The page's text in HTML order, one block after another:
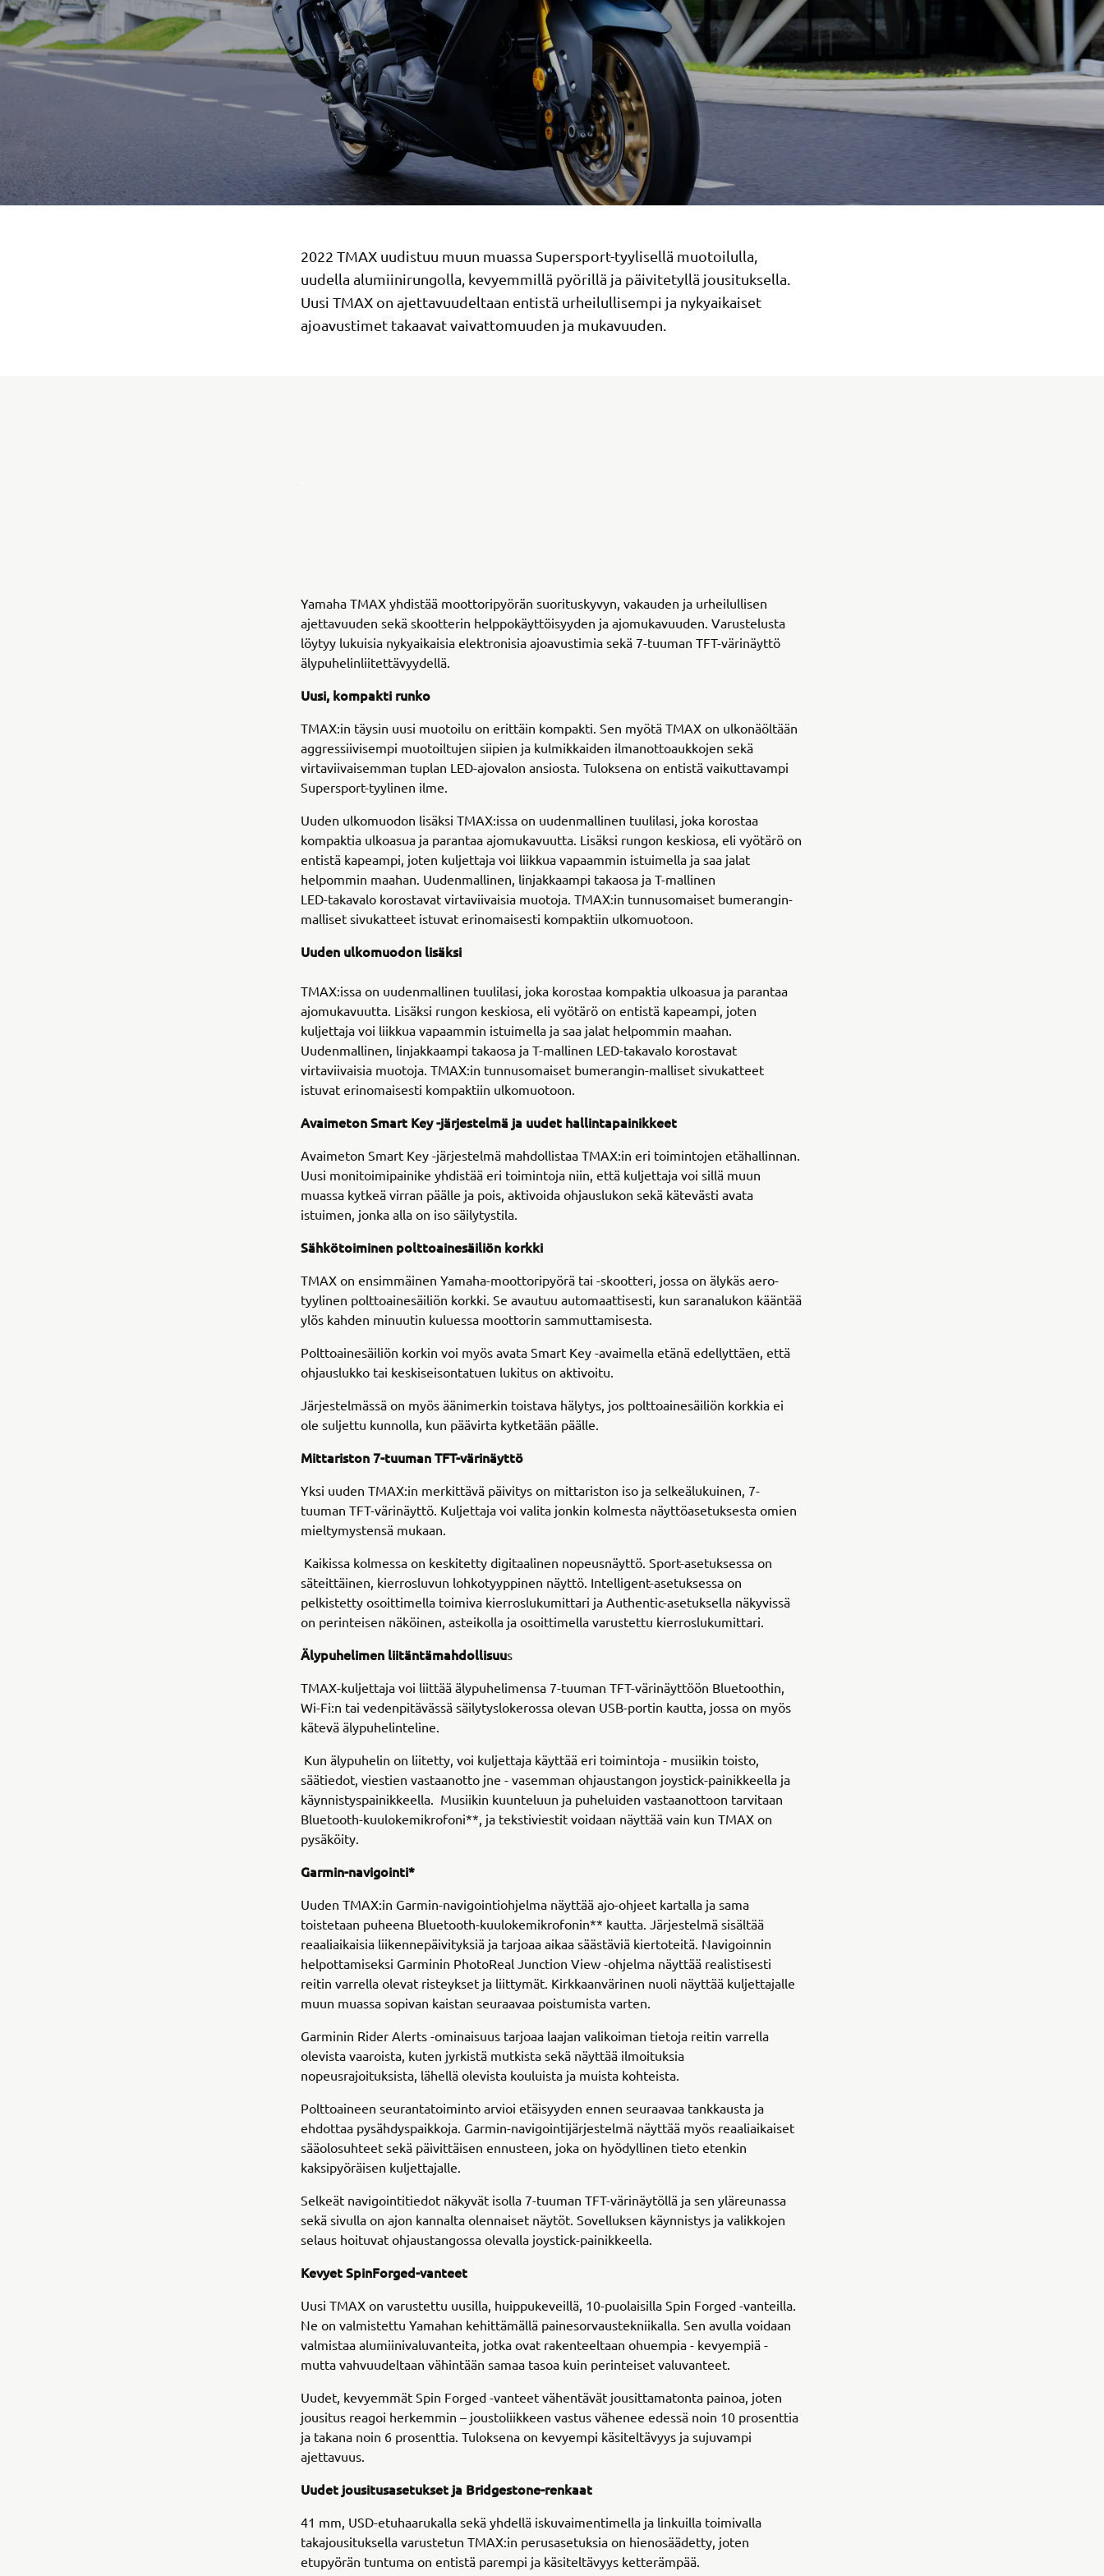
2022 TMAX uudistuu muun muassa Supersport-tyylisellä muotoilulla,
uudella alumiinirungolla, kevyemmillä pyörillä ja päivitetyllä jousituksella.
Uusi TMAX on ajettavuudeltaan entistä urheilullisempi ja nykyaikaiset
ajoavustimet takaavat vaivattomuuden ja mukavuuden.
Yamaha TMAX yhdistää moottoripyörän suorituskyvyn, vakauden ja urheilullisen
ajettavuuden sekä skootterin helppokäyttöisyyden ja ajomukavuuden. Varustelusta
löytyy lukuisia nykyaikaisia elektronisia ajoavustimia sekä 7-tuuman TFT-värinäyttö
älypuhelinliitettävyydellä.
Uusi, kompakti runko
TMAX:in täysin uusi muotoilu on erittäin kompakti. Sen myötä TMAX on ulkonäöltään
aggressiivisempi muotoiltujen siipien ja kulmikkaiden ilmanottoaukkojen sekä
virtaviivaisemman tuplan LED-ajovalon ansiosta. Tuloksena on entistä vaikuttavampi
Supersport-tyylinen ilme.
Uuden ulkomuodon lisäksi TMAX:issa on uudenmallinen tuulilasi, joka korostaa
kompaktia ulkoasua ja parantaa ajomukavuutta. Lisäksi rungon keskiosa, eli vyötärö on
entistä kapeampi, joten kuljettaja voi liikkua vapaammin istuimella ja saa jalat
helpommin maahan. Uudenmallinen, linjakkaampi takaosa ja T-mallinen
LED-takavalo korostavat virtaviivaisia muotoja. TMAX:in tunnusomaiset bumerangin-
malliset sivukatteet istuvat erinomaisesti kompaktiin ulkomuotoon.
Uuden ulkomuodon lisäksi
TMAX:issa on uudenmallinen tuulilasi, joka korostaa kompaktia ulkoasua ja parantaa
ajomukavuutta. Lisäksi rungon keskiosa, eli vyötärö on entistä kapeampi, joten
kuljettaja voi liikkua vapaammin istuimella ja saa jalat helpommin maahan.
Uudenmallinen, linjakkaampi takaosa ja T-mallinen LED-takavalo korostavat
virtaviivaisia muotoja. TMAX:in tunnusomaiset bumerangin-malliset sivukatteet
istuvat erinomaisesti kompaktiin ulkomuotoon.
Avaimeton Smart Key -järjestelmä ja uudet hallintapainikkeet
Avaimeton Smart Key -järjestelmä mahdollistaa TMAX:in eri toimintojen etähallinnan.
Uusi monitoimipainike yhdistää eri toimintoja niin, että kuljettaja voi sillä muun
muassa kytkeä virran päälle ja pois, aktivoida ohjauslukon sekä kätevästi avata
istuimen, jonka alla on iso säilytystila.
Sähkötoiminen polttoainesäiliön korkki
TMAX on ensimmäinen Yamaha-moottoripyörä tai -skootteri, jossa on älykäs aero-
tyylinen polttoainesäiliön korkki. Se avautuu automaattisesti, kun saranalukon kääntää
ylös kahden minuutin kuluessa moottorin sammuttamisesta.
Polttoainesäiliön korkin voi myös avata Smart Key -avaimella etänä edellyttäen, että
ohjauslukko tai keskiseisontatuen lukitus on aktivoitu.
Järjestelmässä on myös äänimerkin toistava hälytys, jos polttoainesäiliön korkkia ei
ole suljettu kunnolla, kun päävirta kytketään päälle.
Mittariston 7-tuuman TFT-värinäyttö
Yksi uuden TMAX:in merkittävä päivitys on mittariston iso ja selkeälukuinen, 7-
tuuman TFT-värinäyttö. Kuljettaja voi valita jonkin kolmesta näyttöasetuksesta omien
mieltymystensä mukaan.
Kaikissa kolmessa on keskitetty digitaalinen nopeusnäyttö. Sport-asetuksessa on
säteittäinen, kierrosluvun lohkotyyppinen näyttö. Intelligent-asetuksessa on
pelkistetty osoittimella toimiva kierroslukumittari ja Authentic-asetuksella näkyvissä
on perinteisen näköinen, asteikolla ja osoittimella varustettu kierroslukumittari.
Älypuhelimen liitäntämahdollisuus
TMAX-kuljettaja voi liittää älypuhelimensa 7-tuuman TFT-värinäyttöön Bluetoothin,
Wi-Fi:n tai vedenpitävässä säilytyslokerossa olevan USB-portin kautta, jossa on myös
kätevä älypuhelinteline.
Kun älypuhelin on liitetty, voi kuljettaja käyttää eri toimintoja - musiikin toisto,
säätiedot, viestien vastaanotto jne - vasemman ohjaustangon joystick-painikkeella ja
käynnistyspainikkeella. Musiikin kuunteluun ja puheluiden vastaanottoon tarvitaan
Bluetooth-kuulokemikrofoni**, ja tekstiviestit voidaan näyttää vain kun TMAX on
pysäköity.
Garmin-navigointi*
Uuden TMAX:in Garmin-navigointiohjelma näyttää ajo-ohjeet kartalla ja sama
toistetaan puheena Bluetooth-kuulokemikrofonin** kautta. Järjestelmä sisältää
reaaliaikaisia liikennepäivityksiä ja tarjoaa aikaa säästäviä kiertoteitä. Navigoinnin
helpottamiseksi Garminin PhotoReal Junction View -ohjelma näyttää realistisesti
reitin varrella olevat risteykset ja liittymät. Kirkkaanvärinen nuoli näyttää kuljettajalle
muun muassa sopivan kaistan seuraavaa poistumista varten.
Garminin Rider Alerts -ominaisuus tarjoaa laajan valikoiman tietoja reitin varrella
olevista vaaroista, kuten jyrkistä mutkista sekä näyttää ilmoituksia
nopeusrajoituksista, lähellä olevista kouluista ja muista kohteista.
Polttoaineen seurantatoiminto arvioi etäisyyden ennen seuraavaa tankkausta ja
ehdottaa pysähdyspaikkoja. Garmin-navigointijärjestelmä näyttää myös reaaliaikaiset
sääolosuhteet sekä päivittäisen ennusteen, joka on hyödyllinen tieto etenkin
kaksipyöräisen kuljettajalle.
Selkeät navigointitiedot näkyvät isolla 7-tuuman TFT-värinäytöllä ja sen yläreunassa
sekä sivulla on ajon kannalta olennaiset näytöt. Sovelluksen käynnistys ja valikkojen
selaus hoituvat ohjaustangossa olevalla joystick-painikkeella.
Kevyet SpinForged-vanteet
Uusi TMAX on varustettu uusilla, huippukeveillä, 10-puolaisilla Spin Forged -vanteilla.
Ne on valmistettu Yamahan kehittämällä painesorvaustekniikalla. Sen avulla voidaan
valmistaa alumiinivaluvanteita, jotka ovat rakenteeltaan ohuempia - kevyempiä -
mutta vahvuudeltaan vähintään samaa tasoa kuin perinteiset valuvanteet.
Uudet, kevyemmät Spin Forged -vanteet vähentävät jousittamatonta painoa, joten
jousitus reagoi herkemmin – joustoliikkeen vastus vähenee edessä noin 10 prosenttia
ja takana noin 6 prosenttia. Tuloksena on kevyempi käsiteltävyys ja sujuvampi
ajettavuus.
Uudet jousitusasetukset ja Bridgestone-renkaat
41 mm, USD-etuhaarukalla sekä yhdellä iskuvaimentimella ja linkuilla toimivalla
takajousituksella varustetun TMAX:in perusasetuksia on hienosäädetty, joten
etupyörän tuntuma on entistä parempi ja käsiteltävyys ketterämpää.